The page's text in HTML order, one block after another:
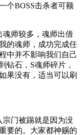
个BOSS击杀者可额
魂师较多，魂师出借
的魂师，成功完成任
中并不影响我们自己
钻石，S魂师碎片，
果没有，适当可以刷
宗门被踢就是因为没
要的。大家都神赐的